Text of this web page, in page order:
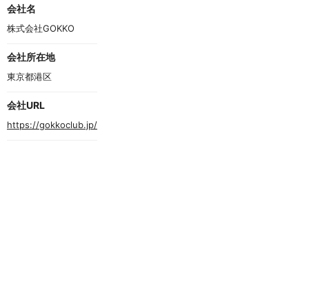
o
f
2
会社名
株式会社GOKKO
会社所在地
東京都港区
会社URL
https://gokkoclub.jp/